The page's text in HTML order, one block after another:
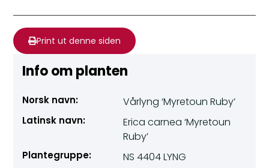
Print ut denne siden
Info om planten
Norsk navn: Vårlyng ‘Myretoun Ruby’
Latinsk navn:
Erica carnea ‘Myretoun
Ruby’
Plantegruppe: NS 4404 LYNG